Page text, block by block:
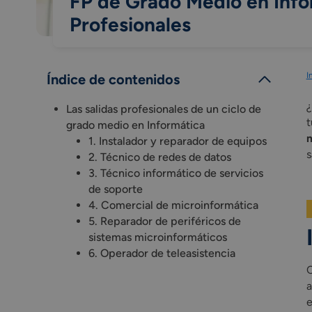
Profesionales
Índice de contenidos
Las salidas profesionales de un ciclo de
grado medio en Informática
1. Instalador y reparador de equipos
2. Técnico de redes de datos
3. Técnico informático de servicios
de soporte
4. Comercial de microinformática
5. Reparador de periféricos de
sistemas microinformáticos
6. Operador de teleasistencia